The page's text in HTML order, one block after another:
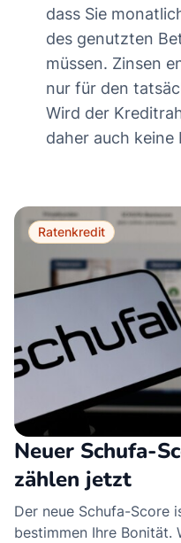
dass Sie
des genutzten
müssen. Zinsen
nur für den
Wird der
daher auch keine
Ratenkredit
Neuer Schufa-
zählen jetzt
Der neue Schufa-Score
bestimmen Ihre Bonität.